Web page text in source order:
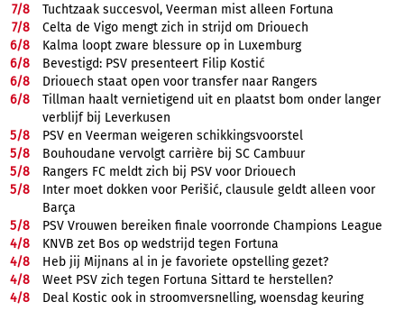
7/8
Tuchtzaak succesvol, Veerman mist alleen Fortuna
7/8
Celta de Vigo mengt zich in strijd om Driouech
6/8
Kalma loopt zware blessure op in Luxemburg
6/8
Bevestigd: PSV presenteert Filip Kostić
6/8
Driouech staat open voor transfer naar Rangers
6/8
Tillman haalt vernietigend uit en plaatst bom onder langer
verblijf bij Leverkusen
5/8
PSV en Veerman weigeren schikkingsvoorstel
5/8
Bouhoudane vervolgt carrière bij SC Cambuur
5/8
Rangers FC meldt zich bij PSV voor Driouech
5/8
Inter moet dokken voor Perišić, clausule geldt alleen voor
Barça
5/8
PSV Vrouwen bereiken finale voorronde Champions League
4/8
KNVB zet Bos op wedstrijd tegen Fortuna
4/8
Heb jij Mijnans al in je favoriete opstelling gezet?
4/8
Weet PSV zich tegen Fortuna Sittard te herstellen?
4/8 Deal Kostic ook in stroomversnelling, woensdag keuring